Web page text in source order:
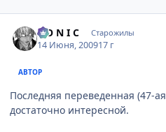
S O N I C Старожилы
14 Июня, 200917 г
АВТОР
Последняя переведенная (47-
достаточно интересной.